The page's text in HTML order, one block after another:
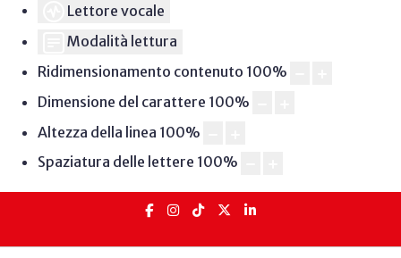
Lettore vocale
Modalità lettura
Ridimensionamento contenuto 100%
Dimensione del carattere 100%
Altezza della linea 100%
Spaziatura delle lettere 100%